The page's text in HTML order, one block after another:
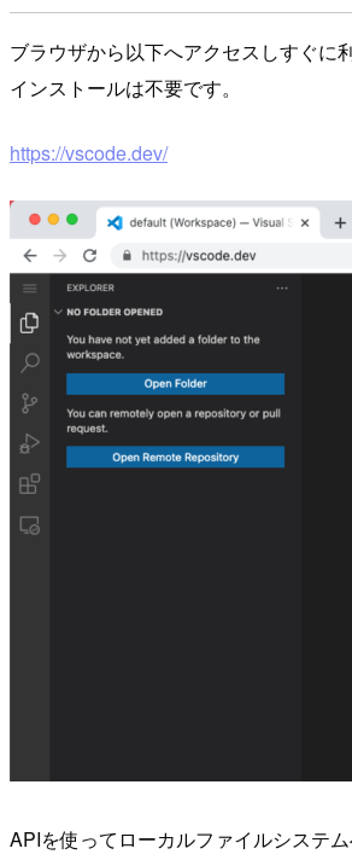
ブラウザから以下へアクセスしすぐに
インストールは不要です。
https://vscode.dev/
APIを使ってローカルファイルシステ